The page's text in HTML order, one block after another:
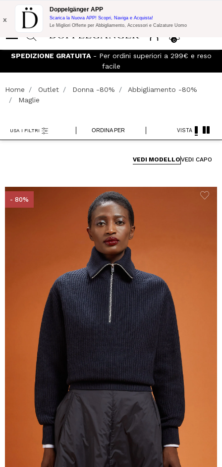
Promo Flash:
10% di Extra Sconto su 300€ di Acquisto con codice:
DOPPEL300
0
x
Doppelgänger APP
Scarica la Nuova APP! Scopri, Naviga e Acquista!
Le Migliori Offerte per Abbigliamento, Accessori e Calzature Uomo
Iscriviti alDoppelganger Club!Scopri tutti i vantaggi e
sconti fino al -20%!
Home Outlet Donna -80%
Abbigliamento -80%
Maglie
ORDINA PER
USA I FILTRI VISTA
VEDI MODELLOVEDI CAPO
- 80%